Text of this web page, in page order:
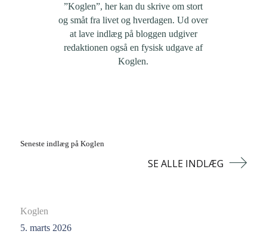
”Koglen”, her kan du skrive om stort
og småt fra livet og hverdagen. Ud over
at lave indlæg på bloggen udgiver
redaktionen også en fysisk udgave af
Koglen.
Seneste indlæg på Koglen
SE ALLE INDLÆG
5. marts 2026
Koglen